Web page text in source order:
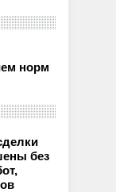
норм
без